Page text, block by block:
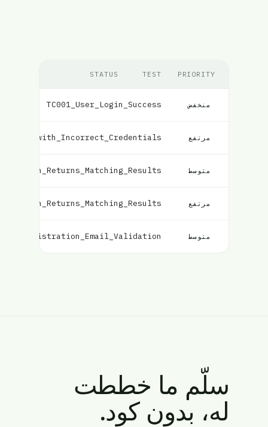
PRIORITY
TEST
STATUS
منخفض TC001_User_Login_Success
مرتفع
متوسط
مرتفع
متوسط
سلّم ما خططت
له، بدون كود.